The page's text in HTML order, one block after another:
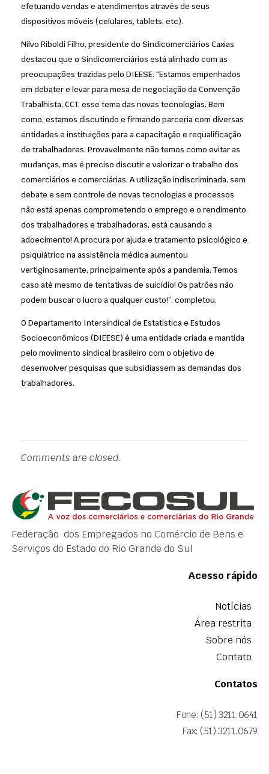
efetuando vendas e atendimentos através de seus
dispositivos móveis (celulares, tablets, etc).
Nilvo Riboldi Filho, presidente do Sindicomerciários Caxias
destacou que o Sindicomerciários está alinhado com as
preocupações trazidas pelo DIEESE. “Estamos empenhados
em debater e levar para mesa de negociação da Convenção
Trabalhista, CCT, esse tema das novas tecnologias. Bem
como, estamos discutindo e firmando parceria com diversas
entidades e instituições para a capacitação e requalificação
de trabalhadores. Provavelmente não temos como evitar as
mudanças, mas é preciso discutir e valorizar o trabalho dos
comerciários e comerciárias. A utilização indiscriminada, sem
debate e sem controle de novas tecnologias e processos
não está apenas comprometendo o emprego e o rendimento
dos trabalhadores e trabalhadoras, está causando a
adoecimento! A procura por ajuda e tratamento psicológico e
psiquiátrico na assistência médica aumentou
vertiginosamente, principalmente após a pandemia. Temos
caso até mesmo de tentativas de suicídio! Os patrões não
podem buscar o lucro a qualquer custo!”, completou.
O Departamento Intersindical de Estatística e Estudos
Socioeconômicos (DIEESE) é uma entidade criada e mantida
pelo movimento sindical brasileiro com o objetivo de
desenvolver pesquisas que subsidiassem as demandas dos
trabalhadores.
Comments are closed.
Federação dos Empregados no Comércio de Bens e
Serviços do Estado do Rio Grande do Sul
Acesso rápido
Notícias
Área restrita
Sobre nós
Contato
Contatos
Fone: (51) 3211.0641
Fax: (51) 3211.0679